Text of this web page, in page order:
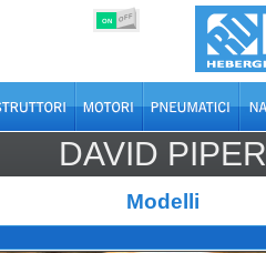
ON OFF
DAVID PIPER
Modelli